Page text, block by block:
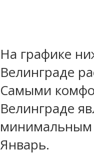
На графике
Велинграде
Самыми
Велинграде
минимальным
Январь.